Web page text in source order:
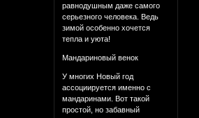
равнодушным даже самого
серьезного человека. Ведь
зимой особенно хочется
тепла и уюта!
Мандариновый венок
У многих Новый год
ассоциируется именно с
мандаринами. Вот такой
простой, но забавный